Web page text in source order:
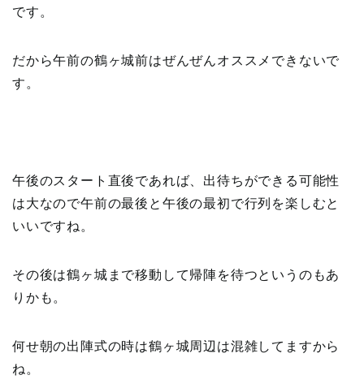
です。
だから午前の鶴ヶ城前はぜんぜんオススメできないで
す。
午後のスタート直後であれば、出待ちができる可能性
は大なので午前の最後と午後の最初で行列を楽しむと
いいですね。
その後は鶴ヶ城まで移動して帰陣を待つというのもあ
りかも。
何せ朝の出陣式の時は鶴ヶ城周辺は混雑してますから
ね。